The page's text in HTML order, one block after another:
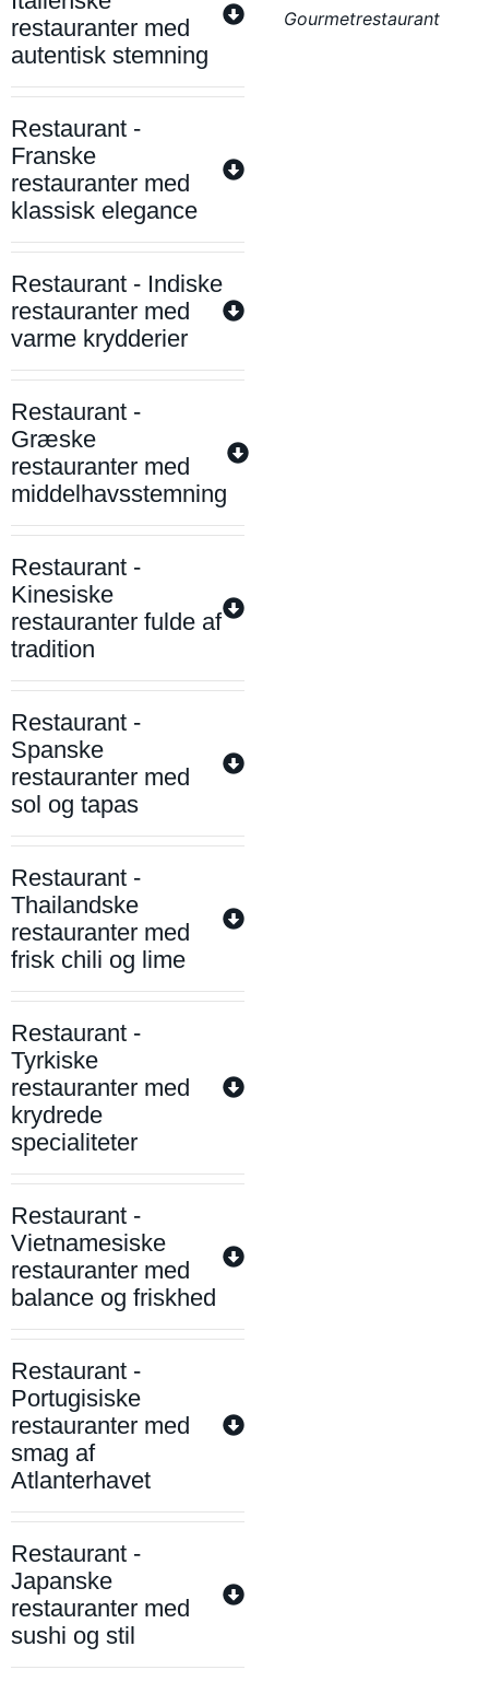
restauranter med
autentisk stemning
Restaurant -
Franske
restauranter med
klassisk elegance
Restaurant - Indiske
restauranter med
varme krydderier
Restaurant -
Græske
restauranter med
middelhavsstemning
Restaurant -
Kinesiske
restauranter fulde af
tradition
Restaurant -
Spanske
restauranter med
sol og tapas
Restaurant -
Thailandske
restauranter med
frisk chili og lime
Restaurant -
Tyrkiske
restauranter med
krydrede
specialiteter
Restaurant -
Vietnamesiske
restauranter med
balance og friskhed
Restaurant -
Portugisiske
restauranter med
smag af
Atlanterhavet
Restaurant -
Japanske
restauranter med
sushi og stil
Gourmetrestaurant